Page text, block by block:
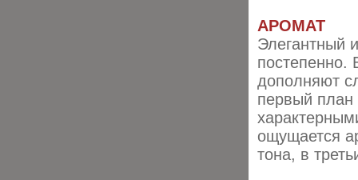
АРОМАТ
Элегантный
постепенно.
дополняют
первый план
ощущается
тона, в